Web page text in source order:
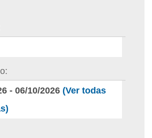
- 06/10/2026 (Ver todas